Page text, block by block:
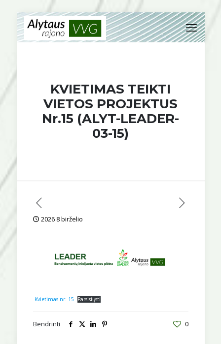
KVIETIMAS TEIKTI
VIETOS PROJEKTUS
Nr.15 (ALYT-LEADER-
03-15)
2026 8 birželio
Kvietimas nr. 15 Parsisiųsti
Bendrinti 0